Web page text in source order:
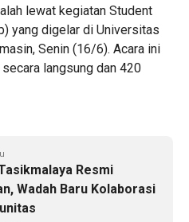
lewat kegiatan Student
yang digelar di Universitas
Senin (16/6). Acara ini
langsung dan 420
Resmi
Wadah Baru Kolaborasi